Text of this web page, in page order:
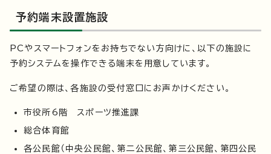
予約端末設置施設
PCやスマートフォンをお持ちでない方向けに、以下の施設に
予約システムを操作できる端末を用意しています。
ご希望の際は、各施設の受付窓口にお声かけください。
市役所6階 スポーツ推進課
総合体育館
各公民館（中央公民館、第二公民館、第三公民館、第四公民